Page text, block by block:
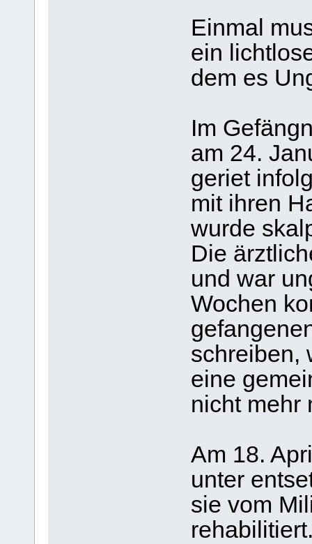
Einmal
ein
dem es
Im
am 24.
geriet
mit ihren
wurde
Die
und war
Wochen
schreiben,
eine
nicht mehr
Am 18.
unter
sie vom